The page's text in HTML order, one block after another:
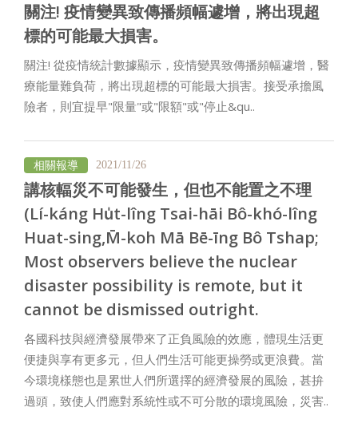
關注! 疫情變異致傳播頻幅遽增，將出現超
標的可能最大損害。
關注! 從疫情統計數據顯示，疫情變異致傳播頻幅遽增，醫
療能量難負荷，將出現超標的可能最大損害。接受承擔風
險者，則宜提早"限量"或"限額"或"停止&qu..
相關報導 2021/11/26
講核輻災不可能發生，但也不能置之不理
(Lí-káng Hu̍t-lîng Tsai-hāi Bô-khó-lîng
Huat-sing,M̄-koh Mā Bē-īng Bô Tshap;
Most observers believe the nuclear
disaster possibility is remote, but it
cannot be dismissed outright.
各國科技與經濟發展帶來了正負風險的效應，體現生活更
便捷與享有更多元，但人們生活可能更操勞或更浪費。當
今環境樣態也是累世人們所選擇的經濟發展的風險，甚拚
過頭，致使人們應對系統性或不可分散的環境風險，災害..